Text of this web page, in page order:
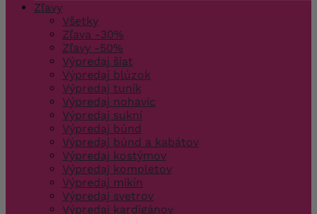
Zľavy
Všetky
Zľava -30%
Zľavy -50%
Výpredaj šiat
Výpredaj blúzok
Výpredaj tuník
Výpredaj nohavíc
Výpredaj sukní
Výpredaj búnd
Výpredaj búnd a kabátov
Výpredaj kostýmov
Výpredaj kompletov
Výpredaj mikín
Výpredaj svetrov
Výpredaj kardigánov